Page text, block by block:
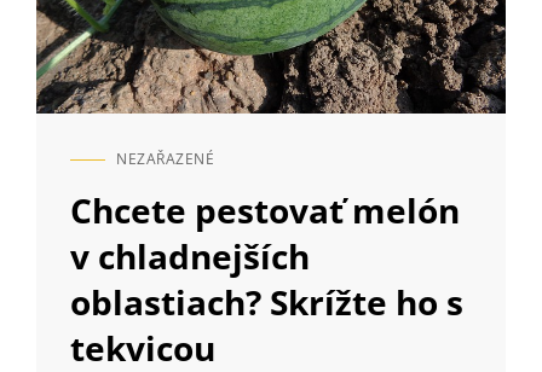
CAT
NEZAŘAZENÉ
Chcete pestovať melón
v chladnejších
oblastiach? Skrížte ho s
tekvicou